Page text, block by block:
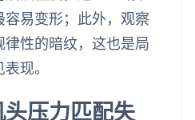
容易变形；此外，观察
性的暗纹，这也是局
现。
压力匹配失